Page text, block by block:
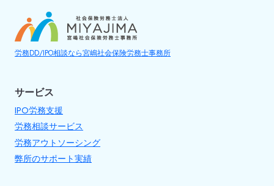
シ
ョ
ン
労務DD/IPO相談なら宮嶋社会保険労務士事務所
サービス
IPO労務支援
労務相談サービス
労務アウトソーシング
弊所のサポート実績